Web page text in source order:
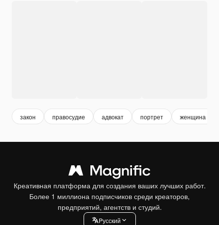
закон правосудие адвокат портрет женщина
Креативная платформа для создания ваших лучших работ.
Более 1 миллиона подписчиков среди креаторов,
предприятий, агентств и студий.
Pусский